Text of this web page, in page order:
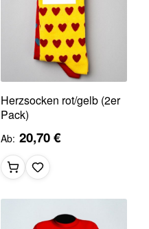
Herzsocken rot/gelb (2er
Pack)
Ab 20,70 €